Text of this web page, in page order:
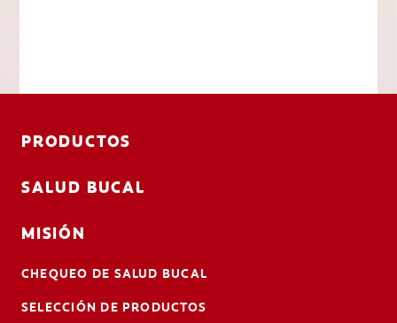
PRODUCTOS
SALUD BUCAL
MISIÓN
CHEQUEO DE SALUD BUCAL
SELECCIÓN DE PRODUCTOS